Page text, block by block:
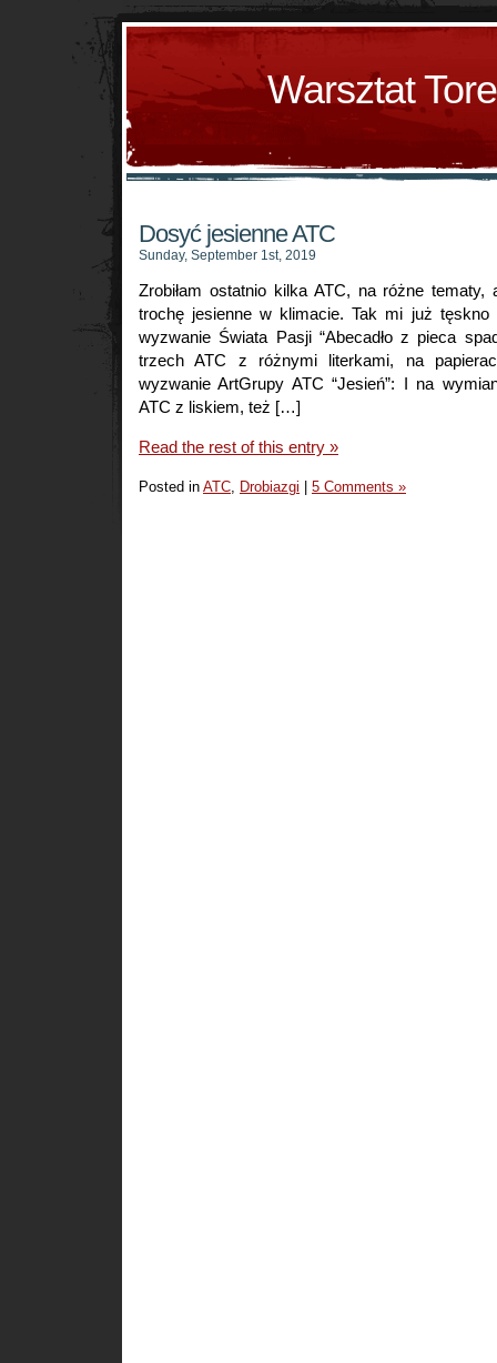
Warsztat
Dosyć jesienne ATC
Sunday, September 1st, 2019
Zrobiłam ostatnio kilka ATC, na różne tematy,
trochę jesienne w klimacie. Tak mi już
wyzwanie Świata Pasji “Abecadło z pieca
trzech ATC z różnymi literkami, na
wyzwanie ArtGrupy ATC “Jesień”: I na
ATC z liskiem, też […]
Read the rest of this entry »
Posted in ATC, Drobiazgi 5 Comments »